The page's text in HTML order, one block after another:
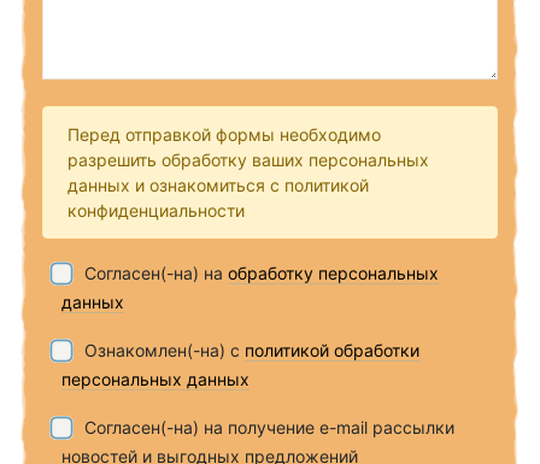
Перед отправкой формы необходимо
разрешить обработку ваших персональных
данных и ознакомиться с политикой
конфиденциальности
Согласен(-на) на обработку персональных
данных
Ознакомлен(-на) с политикой обработки
персональных данных
Согласен(-на) на получение e-mail рассылки
новостей и выгодных предложений